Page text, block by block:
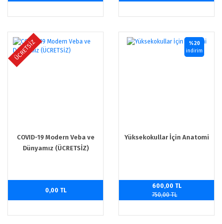
ÜCRETSİZ
COVID-19 Modern Veba ve
Dünyamız (ÜCRETSİZ)
0,00 TL
Yüksekokullar İçin Anatomi
%20
indirim
600,00 TL
750,00 TL